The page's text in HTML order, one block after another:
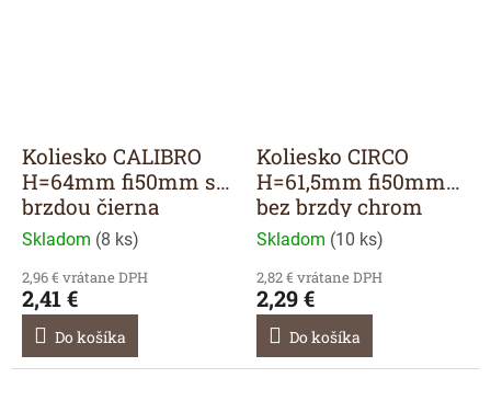
Koliesko CALIBRO
H=64mm fi50mm s
brzdou čierna
Skladom (8 ks)
2,96 € vrátane DPH
2,41 €
Do košíka
Koliesko CIRCO
H=61,5mm fi50mm
bez brzdy chrom
Skladom (10 ks)
2,82 € vrátane DPH
2,29 €
Do košíka